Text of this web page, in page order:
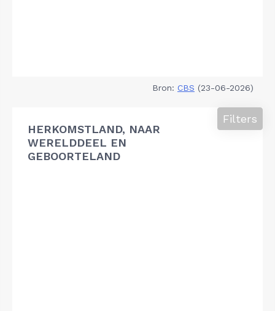
Bron: CBS (23-06-2026)
HERKOMSTLAND, NAAR
WERELDDEEL EN
GEBOORTELAND
Filters